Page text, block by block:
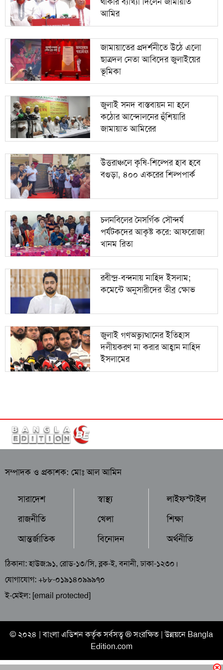
আমির
জামায়াতের প্রদর্শনীতে উঠে এলো
ছাত্রদল নেতা আবিদের জুলাইয়ের
ভূমিকা
জুলাই সনদ বাস্তবায়ন না হলে
কঠোর আন্দোলনের হুঁশিয়ারি
জামায়াত আমিরের
উত্তরাঞ্চলে কৃষি-শিল্পের হাব হবে
বগুড়া, ৪০০ একরের শিল্পপার্ক
চলনবিলের নৈসর্গিক সৌন্দর্য
পর্যটকদের আকৃষ্ট করে: আফরোজা
খানম রিতা
রবীন্দ্র-বন্দনায় নাহিদ ইসলাম;
কমেন্টে অনুসারীদের তীব্র ক্ষোভ
জুলাই গণঅভ্যুত্থানের ইতিহাস
দলীয়করণ না করার আহ্বান নাহিদ
ইসলামের
সম্পাদক ও প্রকাশক: মোঃ আল আমিন
সারাদেশ
রাজনীতি
আন্তর্জাতিক
স্বাস্থ্য
খেলা
বিনোদন
লাইফস্টাইল
শিক্ষা
অর্থনীতি
ঠিকানা: হাউজ:৯১, রোড-১৩/সি, ব্লক-ই, বনানী, ঢাকা-১২৩০।
যোগাযোগ: +৮৮-০১৯১৪০৯৯৯৭০
ই-মেইল: [email protected]
© ২০২৪ |বাংলা এডিশনকর্তৃক সর্বসত্ব ® সংরক্ষিত | উন্নয়নে Bangla
Edition.com